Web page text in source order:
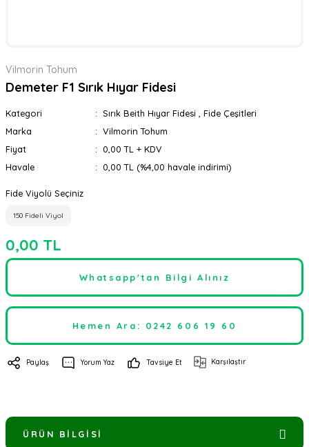
Vilmorin Tohum
Demeter F1 Sırık Hıyar Fidesi
Kategori Sırık Beith Hıyar Fidesi
Fide Çeşitleri
Marka
Vilmorin Tohum
Fiyat
0,00 TL + KDV
Havale
0,00 TL (%4,00 havale indirimi)
Fide Viyolü Seçiniz
150 Fideli Viyol
0,00 TL
Whatsapp'tan Bilgi Alınız
Hemen Ara: 0242 606 19 60
Paylaş Yorum Yaz Tavsiye Et Karşılaştır
ÜRÜN BILGISI